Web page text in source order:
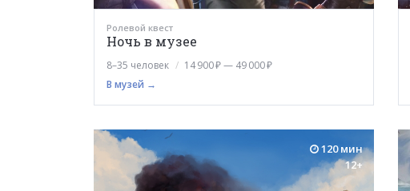
Ролевой квест
Ночь в музее
8–35 человек
14 900 ₽ — 49 000 ₽
В музей →
120 мин
12+